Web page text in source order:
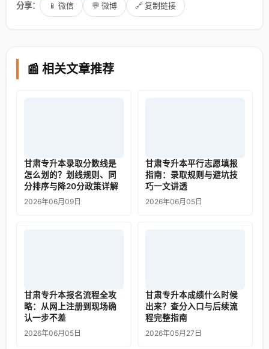
分享：
📱 微信 💬 微博 🔗 复制链接
📰 相关文章推荐
甘肃专升本录取分数线是
怎么划的？划线规则、同
分排序与降20分政策详解
2026年06月09日
甘肃专升本平行志愿填报
指南：录取规则与避坑技
巧一文讲透
2026年06月05日
甘肃专升本报名流程全攻
略：从网上注册到现场确
认一步不差
2026年06月05日
甘肃专升本成绩什么时候
出来？查分入口与后续流
程完整指南
2026年05月27日